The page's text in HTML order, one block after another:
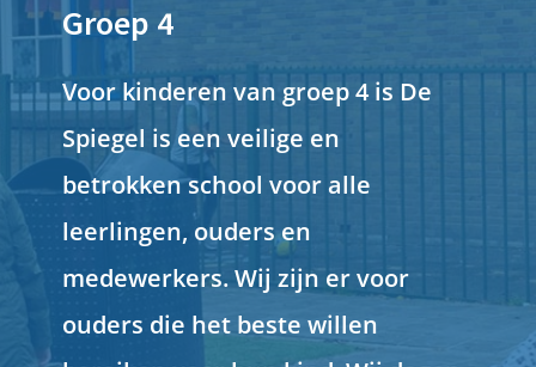
Groep 4
Voor kinderen van groep 4 is De
Spiegel is een veilige en
betrokken school voor alle
leerlingen, ouders en
medewerkers. Wij zijn er voor
ouders die het beste willen